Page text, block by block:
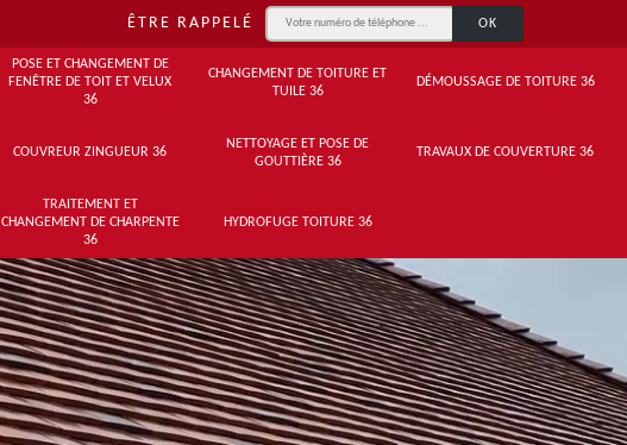
ÊTRE RAPPELÉ
POSE ET CHANGEMENT DE
FENÊTRE DE TOIT ET VELUX
36
CHANGEMENT DE TOITURE ET
TUILE 36
DÉMOUSSAGE DE TOITURE 36
COUVREUR ZINGUEUR 36
NETTOYAGE ET POSE DE
GOUTTIÈRE 36
TRAVAUX DE COUVERTURE 36
TRAITEMENT ET
CHANGEMENT DE CHARPENTE
36
HYDROFUGE TOITURE 36